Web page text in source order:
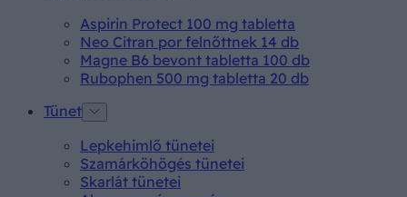
Aspirin Protect 100 mg tabletta
Neo Citran por felnőttnek 14 db
Magne B6 bevont tabletta 100 db
Rubophen 500 mg tabletta 20 db
Tünet
Lepkehimlő tünetei
Szamárköhögés tünetei
Skarlát tünetei